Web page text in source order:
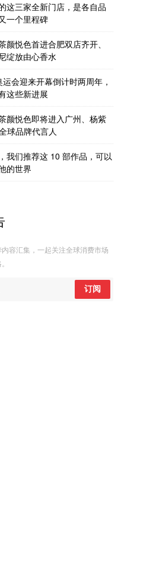
这三家全新门店，是各自品
一个里程碑
颜悦色首进合肥双店齐开、
绽放由心香水
会迎来开幕倒计时两周年，
这些新进展
颜悦色即将进入广州、杨紫
球品牌代言人
我们推荐这 10 部作品，可以
的世界
容汇集，一起关注全球消费市场